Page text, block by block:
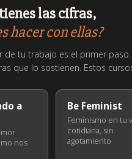
las cifras,
hacer con ellas?
de tu trabajo es el primer
que lo sostienen. Estos
a
nos
Be Feminist
Feminismo en tu
cotidiana, sin
agotamiento